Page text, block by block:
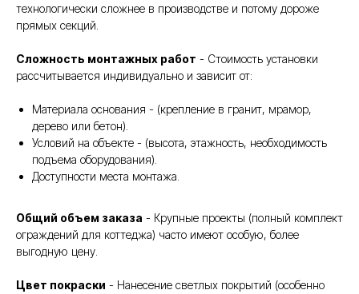
технологически сложнее в производстве и потому дороже
прямых секций.
Сложность монтажных работ - Стоимость установки
рассчитывается индивидуально и зависит от:
Материала основания - (крепление в гранит, мрамор,
дерево или бетон).
Условий на объекте - (высота, этажность, необходимость
подъема оборудования).
Доступности места монтажа.
Общий объем заказа - Крупные проекты (полный комплект
ограждений для коттеджа) часто имеют особую, более
выгодную цену.
Цвет покраски - Нанесение светлых покрытий (особенно